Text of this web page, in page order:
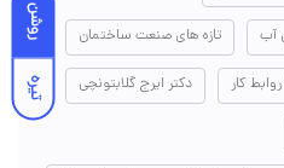
روشن
تیره
آب تازه های صنعت ساختمان
دکتر ایرج گلابتونچی